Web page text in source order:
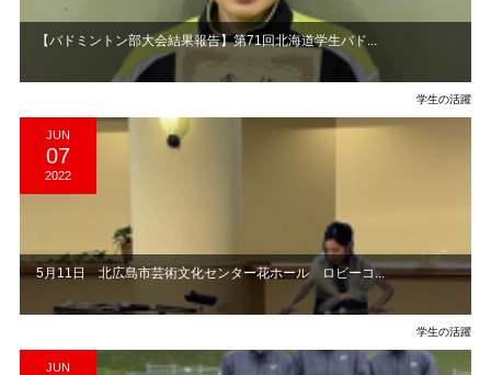
【バドミントン部大会結果報告】第71回北海道学生バド...
学生の活躍
JUN
07
2022
5月11日 北広島市芸術文化センター花ホール ロビーコ...
学生の活躍
JUN